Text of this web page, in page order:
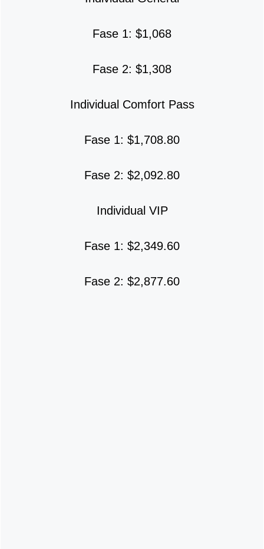
Fase 1: $1,068
Fase 2: $1,308
Individual Comfort Pass
Fase 1: $1,708.80
Fase 2: $2,092.80
Individual VIP
Fase 1: $2,349.60
Fase 2: $2,877.60